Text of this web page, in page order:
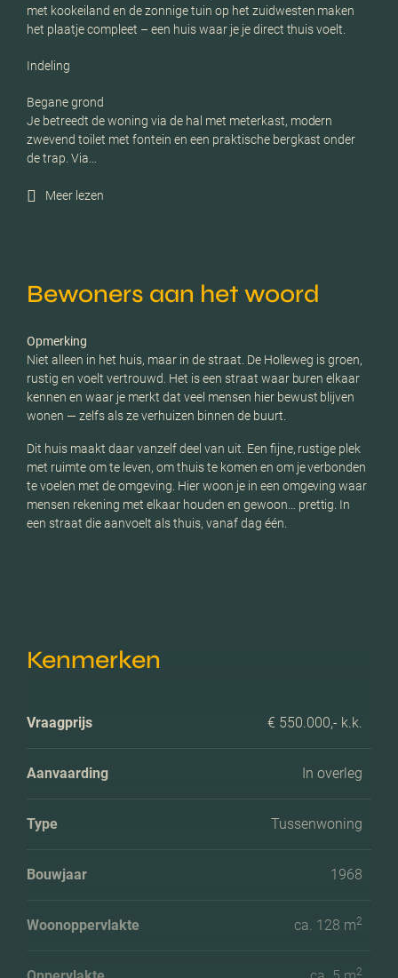
met kookeiland en de zonnige tuin op het zuidwesten maken
het plaatje compleet – een huis waar je je direct thuis voelt.
Indeling
Begane grond
Je betreedt de woning via de hal met meterkast, modern
zwevend toilet met fontein en een praktische bergkast onder
de trap. Via…
Meer lezen
Bewoners aan het woord
Opmerking
Niet alleen in het huis, maar in de straat. De Holleweg is groen,
rustig en voelt vertrouwd. Het is een straat waar buren elkaar
kennen en waar je merkt dat veel mensen hier bewust blijven
wonen — zelfs als ze verhuizen binnen de buurt.
Dit huis maakt daar vanzelf deel van uit. Een fijne, rustige plek
met ruimte om te leven, om thuis te komen en om je verbonden
te voelen met de omgeving. Hier woon je in een omgeving waar
mensen rekening met elkaar houden en gewoon… prettig. In
een straat die aanvoelt als thuis, vanaf dag één.
Kenmerken
Vraagprijs € 550.000,- k.k.
Aanvaarding In overleg
Type Tussenwoning
Bouwjaar 1968
Woonoppervlakte ca. 128 m2
2